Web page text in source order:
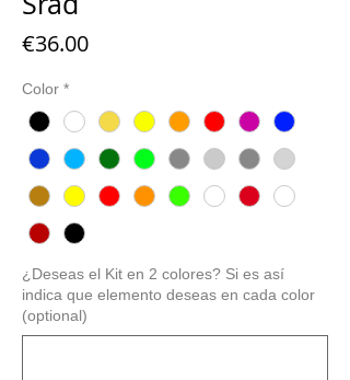
€36.00Price
Color *
¿Deseas el Kit en 2 colores? Si es así
indica que elemento deseas en cada color
(optional)